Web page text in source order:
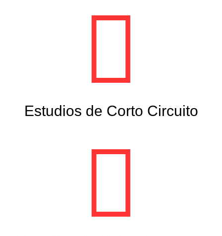
Estudios de Corto Circuito